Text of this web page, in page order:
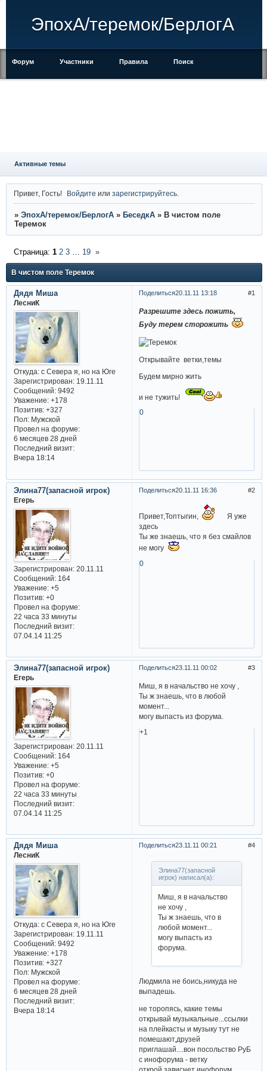
ЭпохА/теремок/БерлогА
Форум Участники Правила Поиск
Активные темы
Привет, Гость! Войдите илизарегистрируйтесь
» ЭпохА/теремок/БерлогА » БеседкА » В чистом поле
Теремок
В чистом поле Теремок
Страница: 1 2 3 … 19 »
Поделиться 1
20.11.11 13:18
Дядя Миша
ЛесниК
Откуда:с Севера я, но на Юге
Зарегистрирован: 19.11.11
Сообщений:9492
Уважение: +178
Позитив: +327
Пол:Мужской
Провел на форуме:
6 месяцев 28 дней
Последний визит:
Вчера 18:14
Разрешите здесь пожить,
Буду терем сторожить
Открывайте ветки,темы
Будем мирно жить
и не тужить!
0
Поделиться 2
20.11.11 16:36
Элина77(запасной игрок)
Егерь
Зарегистрирован: 20.11.11
Сообщений:164
Уважение: +5
Позитив: +0
Провел на форуме:
22 часа 33 минуты
Последний визит:
07.04.14 11:25
Привет,Топтыгин,
Я уже
здесь
Ты же знаешь, что я без смайлов
не могу
0
Поделиться 3
23.11.11 00:02
Элина77(запасной игрок)
Егерь
Зарегистрирован: 20.11.11
Сообщений:164
Уважение: +5
Позитив: +0
Провел на форуме:
22 часа 33 минуты
Последний визит:
07.04.14 11:25
Миш, я в начальство не хочу ,
Ты ж знаешь, что в любой
момент...
могу выпасть из форума.
+1
Поделиться 4
23.11.11 00:21
Дядя Миша
ЛесниК
Откуда:с Севера я, но на Юге
Зарегистрирован: 19.11.11
Сообщений:9492
Уважение: +178
Позитив: +327
Пол:Мужской
Провел на форуме:
6 месяцев 28 дней
Последний визит:
Вчера 18:14
Элина77(запасной
игрок) написал(а):
Миш, я в начальство
не хочу ,
Ты ж знаешь, что в
любой момент...
могу выпасть из
форума.
Людмила не боись,никуда не
выпадешь.
не торопясь, какие темы
открывай музыкальные...ссылки
на плейкасты и музыку тут не
помешают,друзей
приглашай....вон посольство РуБ
с инофорума - ветку
открой,зависнет инофорум,